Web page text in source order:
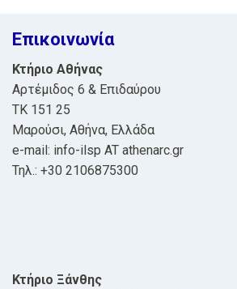
Επικοινωνία
Κτήριο Αθήνας
Αρτέμιδος 6 & Επιδαύρου
ΤΚ 151 25
Μαρούσι, Αθήνα, Ελλάδα
e-mail: info-ilsp AT athenarc.gr
Τηλ.: +30 2106875300
Κτήριο Ξάνθης